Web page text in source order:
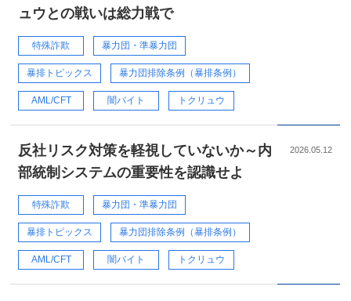
ュウとの戦いは総力戦で
特殊詐欺 暴力団・準暴力団
暴排トピックス 暴力団排除条例（暴排条例）
AML/CFT 闇バイト トクリュウ
反社リスク対策を軽視していないか～内
部統制システムの重要性を認識せよ
特殊詐欺 暴力団・準暴力団
暴排トピックス 暴力団排除条例（暴排条例）
AML/CFT 闇バイト トクリュウ
2026.05.12